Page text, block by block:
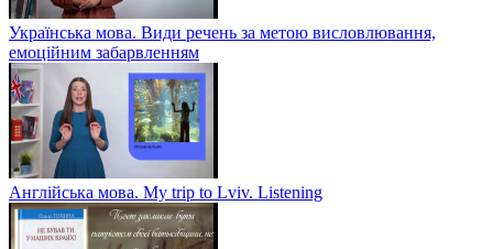
Українська мова. Види речень за метою висловлювання,
емоційним забарвленням
Англійська мова. My trip to Lviv. Listening